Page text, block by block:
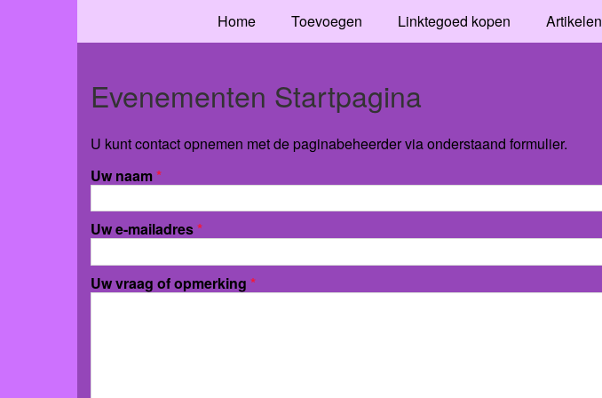
Home Toevoegen Linktegoed kopen Artikelen
Evenementen Startpagina
U kunt contact opnemen met de paginabeheerder via onderstaand formulier.
Uw naam*
Uw e-mailadres*
Uw vraag of opmerking *